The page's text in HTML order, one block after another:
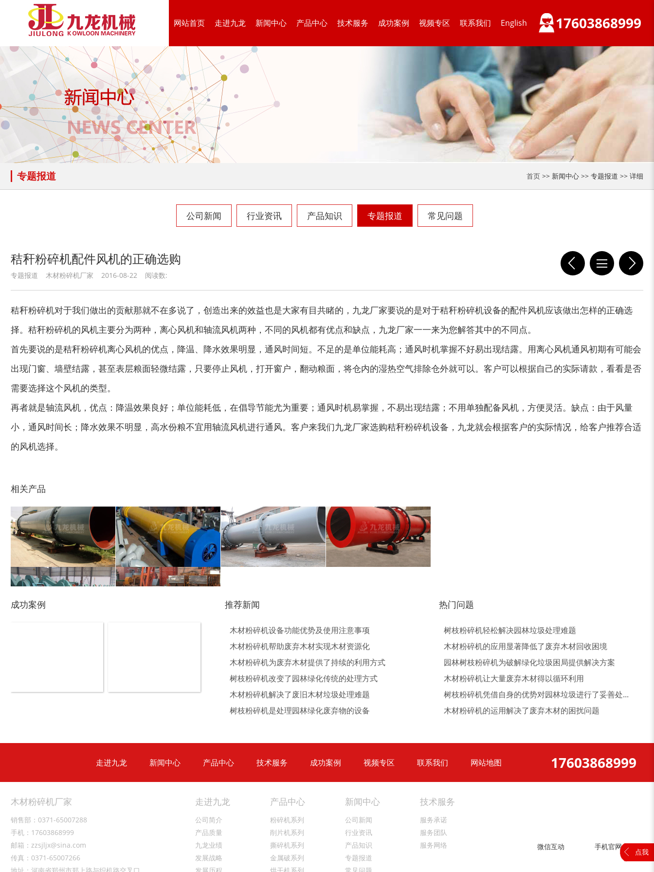
网站首页 走进九龙 新闻中心 产品中心 技术服务 成功案例 视频专区 联系我们 English 17603868999
专题报道 首页 >> 新闻中心 >> 专题报道 >> 详细
公司新闻 行业资讯 产品知识 专题报道 常见问题
秸秆粉碎机配件风机的正确选购
专题报道 木材粉碎机厂家 2016-08-22 阅读数:
秸秆粉碎机对于我们做出的贡献那就不在多说了，创造出来的效益也是大家有目共睹的，九龙厂家要说的是对于秸秆粉碎机设备的配件风机应该做出怎样的正确选
择。秸秆粉碎机的风机主要分为两种，离心风机和轴流风机两种，不同的风机都有优点和缺点，九龙厂家一一来为您解答其中的不同点。
首先要说的是秸秆粉碎机离心风机的优点，降温、降水效果明显，通风时间短。不足的是单位能耗高；通风时机掌握不好易出现结露。用离心风机通风初期有可能会
出现门窗、墙壁结露，甚至表层粮面轻微结露，只要停止风机，打开窗户，翻动粮面，将仓内的湿热空气排除仓外就可以。客户可以根据自己的实际请款，看看是否
需要选择这个风机的类型。
再者就是轴流风机，优点：降温效果良好；单位能耗低，在倡导节能尤为重要；通风时机易掌握，不易出现结露；不用单独配备风机，方便灵活。缺点：由于风量
小，通风时间长；降水效果不明显，高水份粮不宜用轴流风机进行通风。客户来我们九龙厂家选购秸秆粉碎机设备，九龙就会根据客户的实际情况，给客户推荐合适
的风机选择。
相关产品
木材撕碎机 RDF燃料生产设备 生活垃圾处理设备... 木材削片机 金属破碎机
生物质综合破碎机... 轮胎粉碎机 装修垃圾处理设备... 废家电破碎机
建筑垃圾处理设备... 金属压块破碎机 塑料粉碎机 小型撕碎机
秸秆沼气处理设备... 废旧汽车破碎机 摩托车破碎机 自行车破碎机 稻草揉丝机 易拉罐破碎机
秸秆青贮粉碎机
玉米芯烘干机 牧草烘干机 猪粪烘干机 鸡粪烘干机
生物质秸秆破碎机...
圆盘破碎机 综合破碎机 大型稻草捆撕碎机... 金属撕碎机
成功案例 推荐新闻
木材粉碎机设备功能优势及使用注意事项
木材粉碎机帮助废弃木材实现木材资源化
木材粉碎机为废弃木材提供了持续的利用方式
树枝粉碎机改变了园林绿化传统的处理方式
木材粉碎机解决了废旧木材垃圾处理难题
树枝粉碎机是处理园林绿化废弃物的设备
热门问题
树枝粉碎机轻松解决园林垃圾处理难题
木材粉碎机的应用显著降低了废弃木材回收困境
园林树枝粉碎机为破解绿化垃圾困局提供解决方案
木材粉碎机让大量废弃木材得以循环利用
树枝粉碎机凭借自身的优势对园林垃圾进行了妥善处...
木材粉碎机的运用解决了废弃木材的困扰问题
走进九龙 新闻中心 产品中心 技术服务 成功案例 视频专区 联系我们 网站地图 17603868999
木材粉碎机厂家
销售部：0371-65007288
手机：17603868999
邮箱：zzsjljx@sina.com
传真：0371-65007266
走进九龙
公司简介
产品质量
九龙业绩
发展战略
产品中心
粉碎机系列
削片机系列
撕碎机系列
金属破系列
新闻中心
公司新闻
行业资讯
产品知识
专题报道
技术服务
服务承诺
服务团队
服务网络
微信互动 手机官网
点我